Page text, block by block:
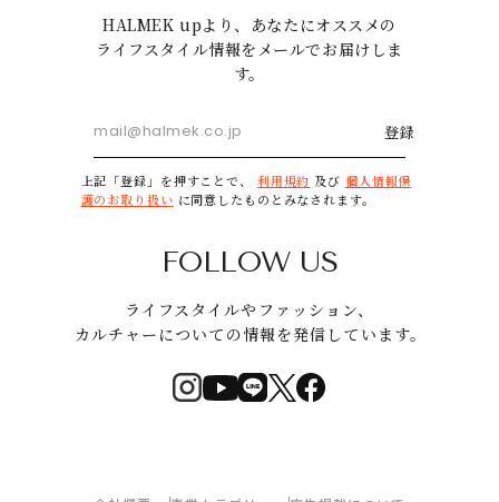
HALMEK upより、あなたにオススメの
ライフスタイル情報をメールでお届けしま
す。
登録
上記「登録」を押すことで、 利用規約 及び 個人情報保
護のお取り扱い に同意したものとみなされます。
FOLLOW US
ライフスタイルやファッション、
カルチャーについての情報を発信しています。